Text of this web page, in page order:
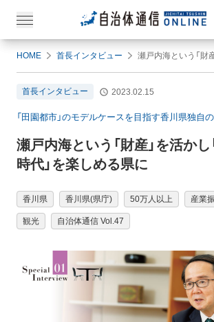
HOME 首長インタビュー
首長インタビュー 2023.02.15
「田園都市」のモデルケースを目指す香川県独自
瀬戸内海という「財産」を活かし
時代」を楽しめる県に
香川県 香川県(県庁) 50万人以上 産業
観光 自治体通信 Vol.47